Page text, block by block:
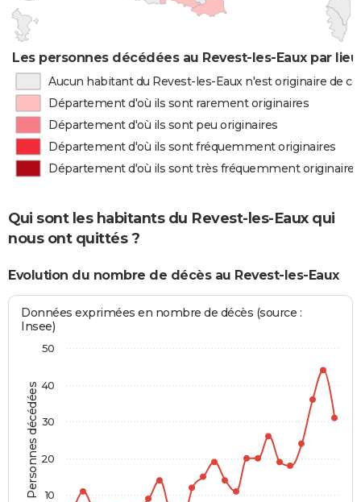
Les personnes décédées au Revest-les-Eaux par
Aucun habitant du Revest-les-Eaux n'est originaire de
Département d'où ils sont rarement originaires
Département d'où ils sont peu originaires
Département d'où ils sont fréquemment originaires
Département d'où ils sont très fréquemment originaires
Qui sont les habitants du Revest-les-Eaux qui
nous ont quittés ?
Evolution du nombre de décès au Revest-les-Eaux
Personnes décédées
Données exprimées en nombre de décès (source :
Insee)
10
20
30
40
50